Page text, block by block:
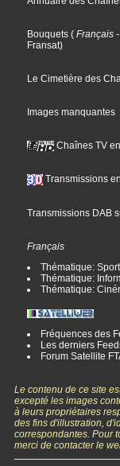
Bouquets ( Français
Fransat)
Le Cimetière des
Images manquantes
Chaînes TV
Transmissions
Transmissions DAB
Français
Thématique:
Thématique:
Thématique:
Fréquences des
Les derniers
Forum Satellite
Le contenu de ce site
excepté les images
à leurs propriétaires
des fins d'illustration,
correspondantes. Pour
merci de contacter le